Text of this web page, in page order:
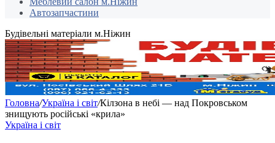
Автозапчастини
Будівельні матеріали м.Ніжин
Головна/Україна і світ/Кілзона в небі — над Покровськом
знищують російські «крила»
Україна і світ